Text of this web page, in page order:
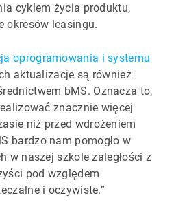
cyklem życia produktu,
okresów leasingu.
oprogramowania i systemu
aktualizacje są również
bMS. Oznacza to,
znacznie więcej
niż przed wdrożeniem
bardzo nam pomogło w
w naszej szkole zaległości z
pod względem
i oczywiste.”